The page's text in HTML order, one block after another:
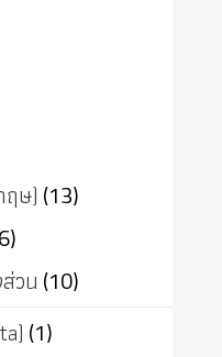
ษ) (13)
วน (10)
(1)